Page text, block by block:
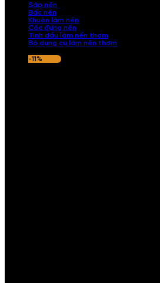
Sáp nến
Bấc nến
Khuôn làm nến
Cốc đựng nến
Tinh dầu làm nến thơm
Bộ dụng cụ làm nến thơm
-11%